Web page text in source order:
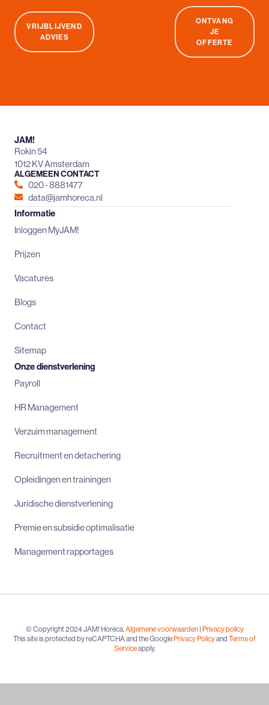
VRIJBLIJVEND
ADVIES
ONTVANG
JE
OFFERTE
JAM!
Rokin 54
1012 KV Amsterdam
ALGEMEEN CONTACT
020 - 8881477
data@jamhoreca.nl
Informatie
Inloggen MyJAM!
Prijzen
Vacatures
Blogs
Contact
Sitemap
Onze dienstverlening
Payroll
HR Management
Verzuim management
Recruitment en detachering
Opleidingen en trainingen
Juridische dienstverlening
Premie en subsidie optimalisatie
Management rapportages
© Copyright 2024 JAM! Horeca. Algemene voorwaarden| Privacy policy
This site is protected by reCAPTCHA and the GooglePrivacy Policyand Terms of
Serviceapply.